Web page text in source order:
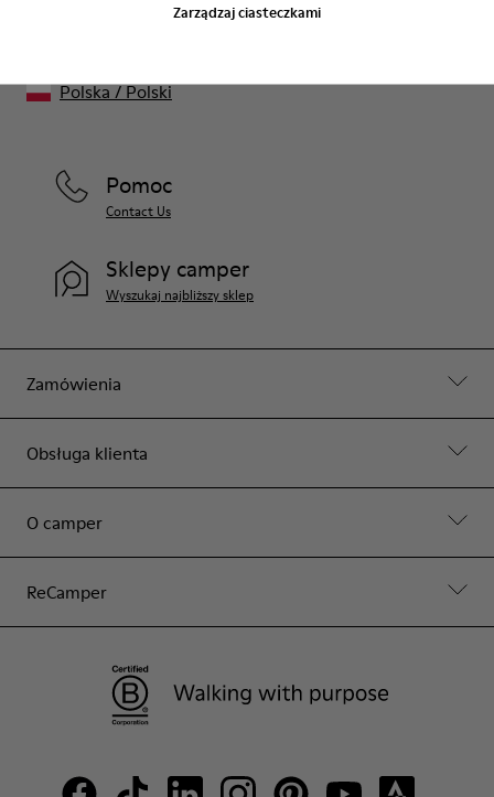
Zarządzaj ciasteczkami
Zamówienia
Obsługa klienta
O camper
ReCamper
Pomoc
Contact Us
Sklepy camper
Wyszukaj najbliższy sklep
Polska/Polski